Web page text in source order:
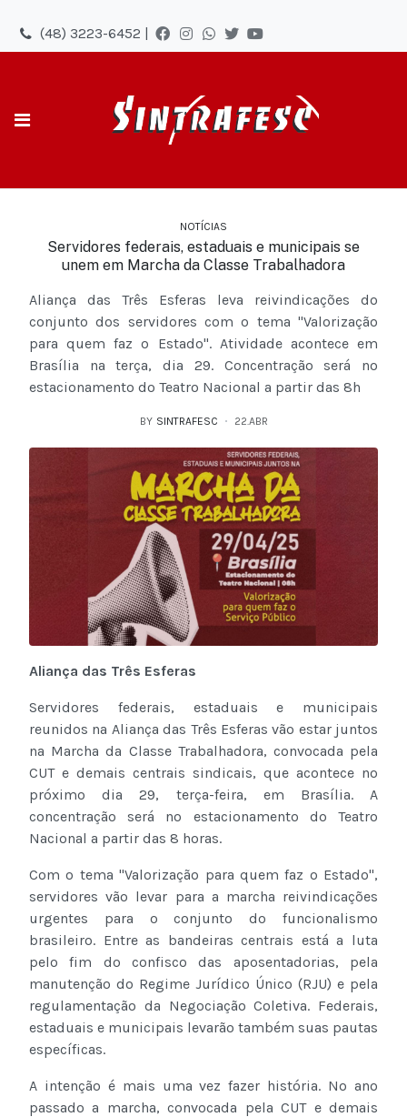
(48) 3223-6452 |
NOTÍCIAS
Servidores federais, estaduais e municipais se
unem em Marcha da Classe Trabalhadora
Aliança das Três Esferas leva reivindicações do
conjunto dos servidores com o tema "Valorização
para quem faz o Estado". Atividade acontece em
Brasília na terça, dia 29. Concentração será no
estacionamento do Teatro Nacional a partir das 8h
BY SINTRAFESC 22.ABR
Aliança das Três Esferas
Servidores federais, estaduais e municipais
reunidos na Aliança das Três Esferas vão estar juntos
na Marcha da Classe Trabalhadora, convocada pela
CUT e demais centrais sindicais, que acontece no
próximo dia 29, terça-feira, em Brasília. A
concentração será no estacionamento do Teatro
Nacional a partir das 8 horas.
Com o tema "Valorização para quem faz o Estado",
servidores vão levar para a marcha reivindicações
urgentes para o conjunto do funcionalismo
brasileiro. Entre as bandeiras centrais está a luta
pelo fim do confisco das aposentadorias, pela
manutenção do Regime Jurídico Único (RJU) e pela
regulamentação da Negociação Coletiva. Federais,
estaduais e municipais levarão também suas pautas
específicas.
A intenção é mais uma vez fazer história. No ano
passado a marcha, convocada pela CUT e demais